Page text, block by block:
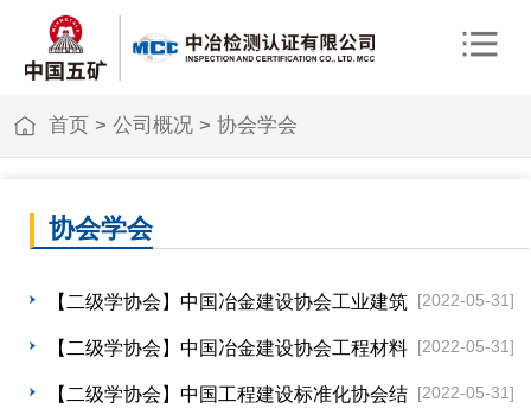
首页> 公司概况> 协会学会
协会学会
[2022-05-31]
【二级学协会】中国冶金建设协会工业建筑
安全技术委员会 [2022-05-31]
【二级学协会】中国冶金建设协会工程材料
委员会 [2022-05-31]
【二级学协会】中国工程建设标准化协会结